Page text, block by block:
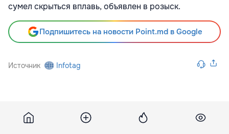
сумел скрыться вплавь, объявлен в розыск.
Подпишитесь на новости Point.md в Google
Источник Infotag